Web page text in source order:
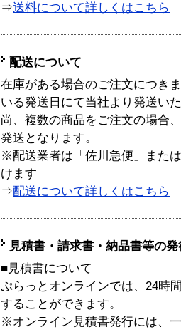
⇒送料について詳しくはこちら
配送について
在庫がある場合のご注文につき
いる発送日にて当社より発送い
尚、複数の商品をご注文の場合
発送となります。
※配送業者は「佐川急便」また
けます
⇒配送について詳しくはこちら
見積書・請求書・納品書等の
■見積書について
ぷらっとオンラインでは、24時
することができます。
※オンライン見積書発行には、